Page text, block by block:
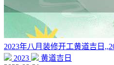
2023年八月装修开工黄道吉日
2023
黄道吉日